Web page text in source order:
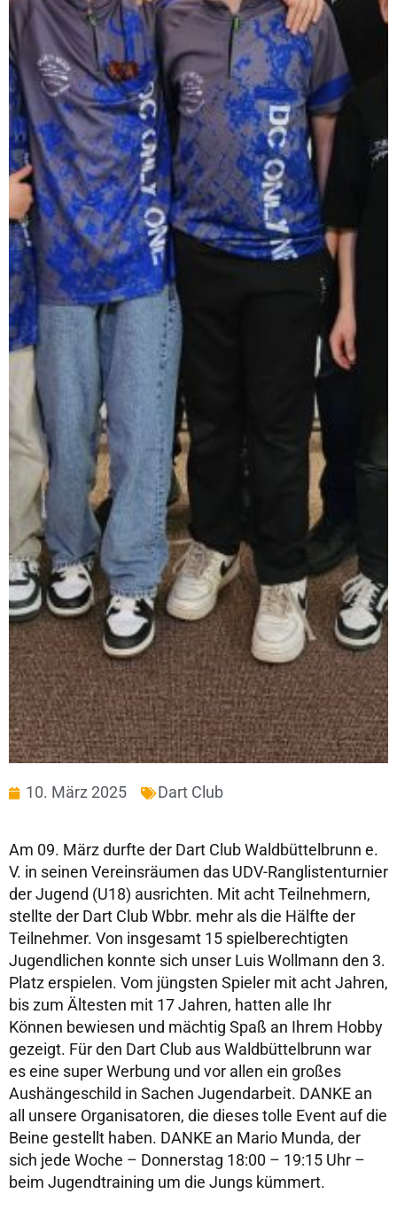
10. März 2025 Dart Club
Am 09. März durfte der Dart Club Waldbüttelbrunn e.
V. in seinen Vereinsräumen das UDV-Ranglistenturnier
der Jugend (U18) ausrichten. Mit acht Teilnehmern,
stellte der Dart Club Wbbr. mehr als die Hälfte der
Teilnehmer. Von insgesamt 15 spielberechtigten
Jugendlichen konnte sich unser Luis Wollmann den 3.
Platz erspielen. Vom jüngsten Spieler mit acht Jahren,
bis zum Ältesten mit 17 Jahren, hatten alle Ihr
Können bewiesen und mächtig Spaß an Ihrem Hobby
gezeigt. Für den Dart Club aus Waldbüttelbrunn war
es eine super Werbung und vor allen ein großes
Aushängeschild in Sachen Jugendarbeit. DANKE an
all unsere Organisatoren, die dieses tolle Event auf die
Beine gestellt haben. DANKE an Mario Munda, der
sich jede Woche – Donnerstag 18:00 – 19:15 Uhr –
beim Jugendtraining um die Jungs kümmert.